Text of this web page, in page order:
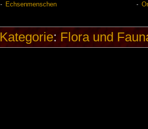
Echsenmenschen
Kategorie: Flora und